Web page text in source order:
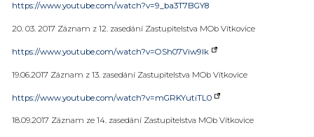
https://www.youtube.com/watch?v=9_ba3T7BGY8
20. 03. 2017 Záznam z 12. zasedání Zastupitelstva MOb Vítkovice
https://www.youtube.com/watch?v=OSh07Viw9lk
19.06.2017 Záznam z 13. zasedání Zastupitelstva MOb Vítkovice
https://www.youtube.com/watch?v=mGRKYutiTL0
18.09.2017 Záznam ze 14. zasedání Zastupitelstva MOb Vítkovice